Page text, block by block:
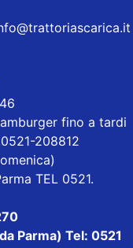
fino a tardi
208812
TEL 0521.
Parma) Tel: 0521